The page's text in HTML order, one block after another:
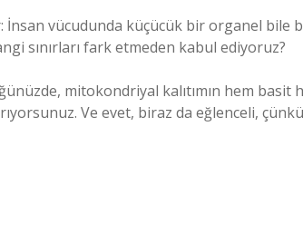
İnsan vücudunda küçücük bir organel bile
sınırları fark etmeden kabul ediyoruz?
mitokondriyal kalıtımın hem basit
Ve evet, biraz da eğlenceli,